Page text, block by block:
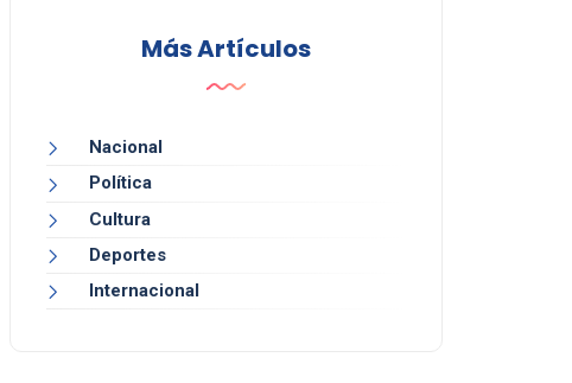
Más Artículos
Nacional
Política
Cultura
Deportes
Internacional